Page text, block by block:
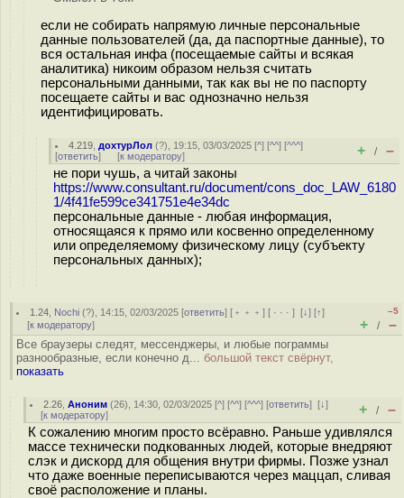
если не собирать напрямую личные персональные
данные пользователей (да, да паспортные данные), то
вся остальная инфа (посещаемые сайты и всякая
аналитика) никоим образом нельзя считать
персональными данными, так как вы не по паспорту
посещаете сайты и вас однозначно нельзя
идентифицировать.
4.219 дохтурЛол (?), 19:15, 03/03/2025 [^] [^^] [^^^]
[ответить] [к модератору] + / –
не пори чушь, а читай законы
https://www.consultant.ru/document/cons_doc_LAW_6180
1/4f41fe599ce341751e4e34dc
персональные данные - любая информация,
относящаяся к прямо или косвенно определенному
или определяемому физическому лицу (субъекту
персональных данных);
1.24 Nochi (?), 14:15, 02/03/2025 [ответить] [ ﹢﹢﹢] [ · · ·][↓] [↑]
[к модератору]
–5
+ / –
Все браузеры следят, мессенджеры, и любые пограммы
разнообразные, если конечно д... большой текст свёрнут,
показать
2.26 ,Аноним (26), 14:30, 02/03/2025 [^] [^^] [^^^] [ответить][↓]
[к модератору] + / –
К сожалению многим просто всёравно. Раньше удивлялся
массе технически подкованных людей, которые внедряют
слэк и дискорд для общения внутри фирмы. Позже узнал
что даже военные переписываются через маццап, сливая
своё расположение и планы.